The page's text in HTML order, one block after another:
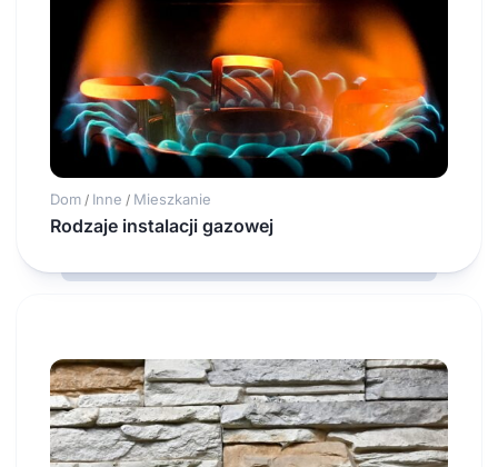
Dom / Inne / Mieszkanie
Rodzaje instalacji gazowej